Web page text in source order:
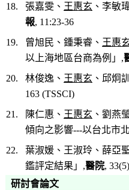
18. 張嘉雯、 王惠玄 、李敏
報, 11:23-36
19. 曾旭民、鍾秉睿、 王惠
以上海地區台商為例」,
20. 林俊逸、 王惠玄 、邱炯
163 (TSSCI)
21.
陳仁惠、 王惠玄 、劉燕
傾向之影響---以台北市
22. 葉淑媛、王淑玲、薛亞
鑑評定結果」 ,醫院,
研討會論文